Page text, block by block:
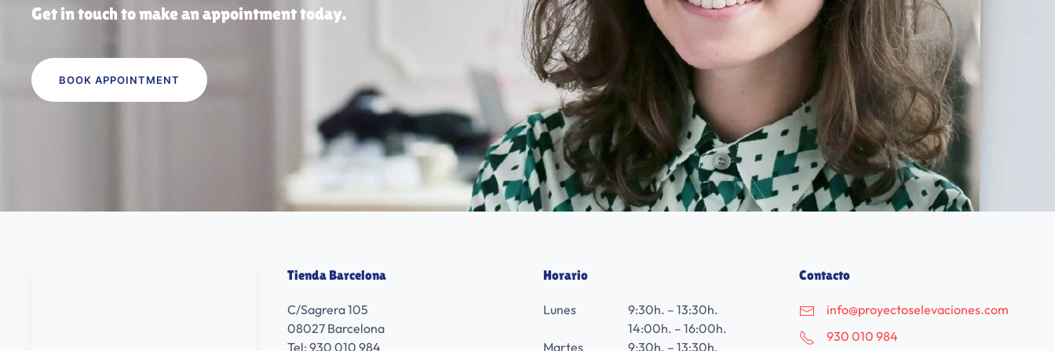
Get in touch to make an appointment today.
BOOK APPOINTMENT
Tienda Barcelona
C/Sagrera 105
08027 Barcelona
Tel: 930 010 984
Contacto
info@proyectoselevaciones.com
930 010 984
Horario
Lunes
9:30h. – 13:30h.
14:00h. – 16:00h.
Martes
9:30h. – 13:30h.